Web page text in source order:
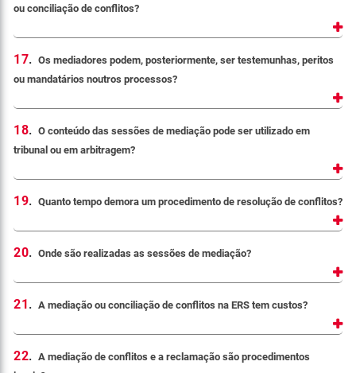
ou conciliação de conflitos?
17. Os mediadores podem, posteriormente, ser testemunhas, peritos
ou mandatários noutros processos?
18. O conteúdo das sessões de mediação pode ser utilizado em
tribunal ou em arbitragem?
19. Quanto tempo demora um procedimento de resolução de conflitos?
20. Onde são realizadas as sessões de mediação?
21. A mediação ou conciliação de conflitos na ERS tem custos?
22. A mediação de conflitos e a reclamação são procedimentos